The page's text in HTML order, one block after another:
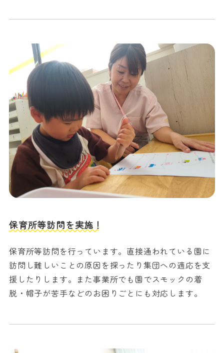
保育所等訪問を実施！
保育所等訪問を行っています。直接通われている園に
訪問し難しいことの原因を探ったり集団への適応を支
援したりします。また事業所でも園でスモックの着
脱・帽子が苦手などのお困りごとにも対応します。